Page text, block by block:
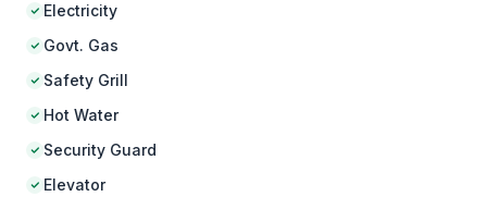
Electricity
Govt. Gas
Safety Grill
Hot Water
Security Guard
Elevator